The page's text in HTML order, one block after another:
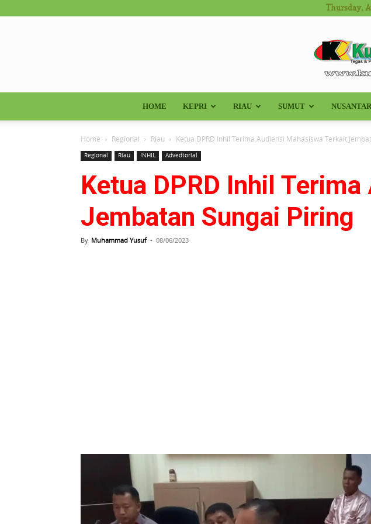
Thursday,
HOME KEPRI RIAU SUMUT
Home Regional Riau Ketua DPRD Inhil Terima Audiensi Mahasiswa Terkait
Regional Riau INHIL Advedtorial
Ketua DPRD Inhil
Jembatan Sungai Piring
By Muhammad Yusuf - 08/06/2023